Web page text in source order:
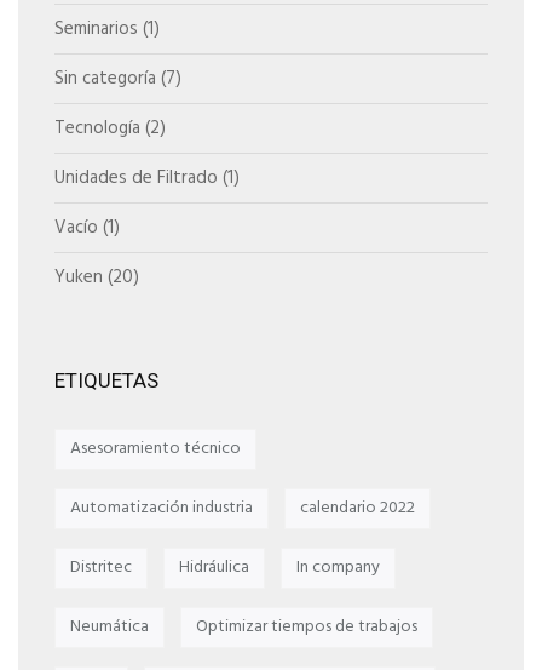
Seminarios (1)
Sin categoría (7)
Tecnología (2)
Unidades de Filtrado (1)
Vacío (1)
Yuken (20)
ETIQUETAS
Asesoramiento técnico
Automatización industria calendario 2022
Distritec Hidráulica In company
Neumática Optimizar tiempos de trabajos